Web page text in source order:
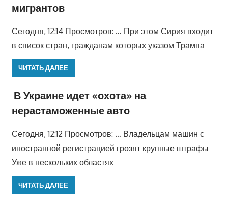
мигрантов
Сегодня, 12:14 Просмотров: … При этом Сирия входит
в список стран, гражданам которых указом Трампа
ЧИТАТЬ ДАЛЕЕ
В Украине идет «охота» на
нерастаможенные авто
Сегодня, 12:12 Просмотров: … Владельцам машин с
иностранной регистрацией грозят крупные штрафы
Уже в нескольких областях
ЧИТАТЬ ДАЛЕЕ